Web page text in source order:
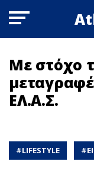
Με στόχο
ΕΛ.Α.Σ.
#LIFESTYLE #